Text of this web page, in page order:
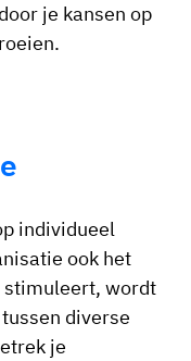
je kansen op
individueel
ook het
stimuleert, wordt
diverse
je